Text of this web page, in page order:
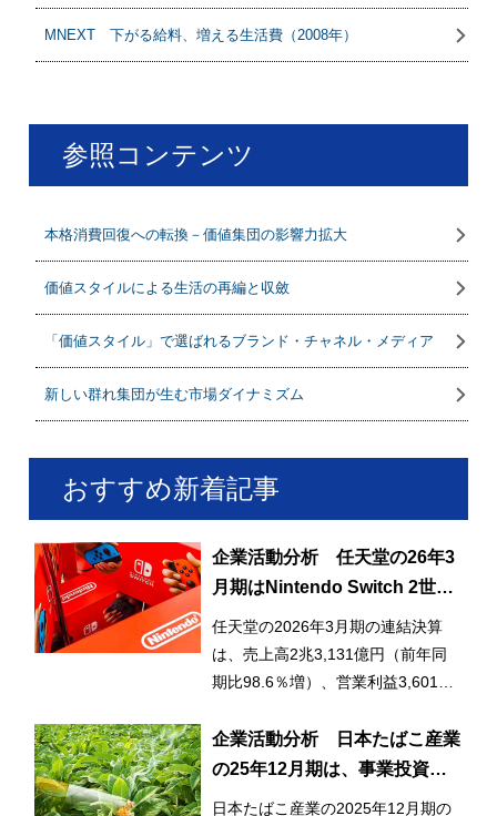
MNEXT 下がる給料、増える生活費（2008年）
参照コンテンツ
本格消費回復への転換－価値集団の影響力拡大
価値スタイルによる生活の再編と収斂
「価値スタイル」で選ばれるブランド・チャネル・メディア
新しい群れ集団が生む市場ダイナミズム
おすすめ新着記事
企業活動分析 任天堂の26年3
月期はNintendo Switch 2世界
的好調で大幅な増収増益に
任天堂の2026年3月期の連結決算
は、売上高2兆3,131億円（前年同
期比98.6％増）、営業利益3,601億
となった。2025年6月に発売した後
継機種のNintendo Switch 2が世界
企業活動分析 日本たばこ産業
の25年12月期は、事業投資実
り売上、利益とも2桁増に
日本たばこ産業の2025年12月期の